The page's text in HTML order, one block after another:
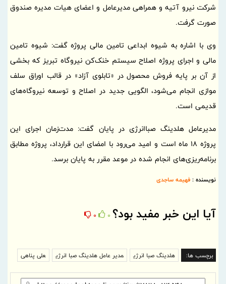
شرکت نیرو آتیه و همراهی مدیرعامل و اعضای هیات مدیره صندوق
صورت گرفت.
وی با اشاره به شیوه ابداعی تامین مالی پروژه گفت: شیوه تامین
مالی و اجرای پروژه اصلاح‌ سیستم خنک‌کن نیروگاه تبریز که بخشی
از آن بر پایه فروش محصول در «تابلوی آزاد» در قالب اوراق سلف
موازی انجام می‌شود، الگویی جدید در اصلاح و توسعه نیروگاه‌های
قدیمی است.
مدیرعامل هلدینگ صباانرژی در پایان گفت: مدت‌زمان اجرای این
پروژه 18 ماه است و امید می‌رود با امضای این قرارداد، پروژه مطابق
برنامه‌ریزی‌های انجام شده در موعد مقرر به پایان برسد.
نویسنده : فهیمه ساجدی
آیا این خبر مفید بود؟ 0
0
برچسب ها: هلدینگ صبا انرژی مدیر عامل هلدینگ صبا انرژی علی پناهی